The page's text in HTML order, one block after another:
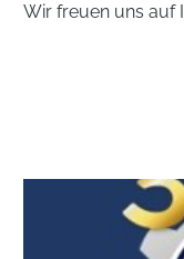
Wir freuen uns auf